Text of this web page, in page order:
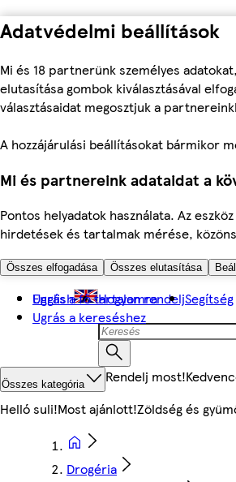
Adatvédelmi beállítások
Mi és 18 partnerünk személyes
elutasítása gombok kiválasztásával
választásaidat megosztjuk a
A hozzájárulási beállításokat bármikor
Mi és partnereink adataidat a
Pontos helyadatok használata. Az
hirdetések és tartalmak mérése,
Összes elfogadása Összes elutasítása
Ugrás a fő tartalomra
Ugrás a kereséshez
English Hogyan rendeljSegítség
Összes kategória Rendelj most!
Helló suli!Most ajánlott!Zöldség és
Drogéria